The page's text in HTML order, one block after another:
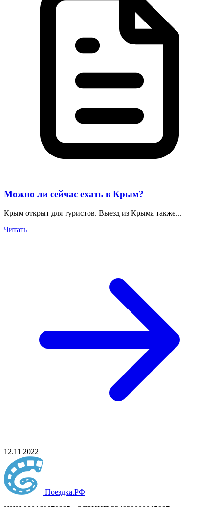
Можно ли сейчас ехать в Крым?
Крым открыт для туристов. Выезд из Крыма также...
Читать
12.11.2022
Поездка.РФ